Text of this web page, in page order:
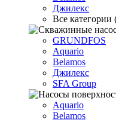
Джилекс
Все категории
GRUNDFOS
Aquario
Belamos
Джилекс
SFA Group
Aquario
Belamos